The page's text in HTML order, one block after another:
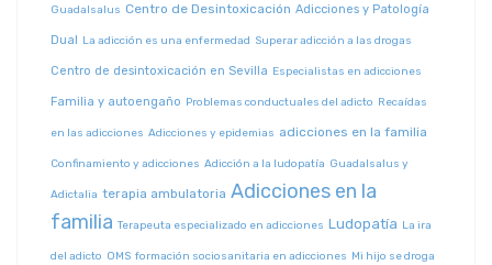
Guadalsalus Centro de Desintoxicación Adicciones y Patología
Dual La adicción es una enfermedad Superar adicción a las drogas
Centro de desintoxicación en Sevilla Especialistas en adicciones
Familia y autoengaño Problemas conductuales del adicto Recaídas
en las adicciones Adicciones y epidemias adicciones en la familia
Confinamiento y adicciones Adicción a la ludopatía Guadalsalus y
Adictalia terapia ambulatoria Adicciones en la
familia Terapeuta especializado en adicciones Ludopatía La ira
del adicto OMS formación sociosanitaria en adicciones Mi hijo se droga